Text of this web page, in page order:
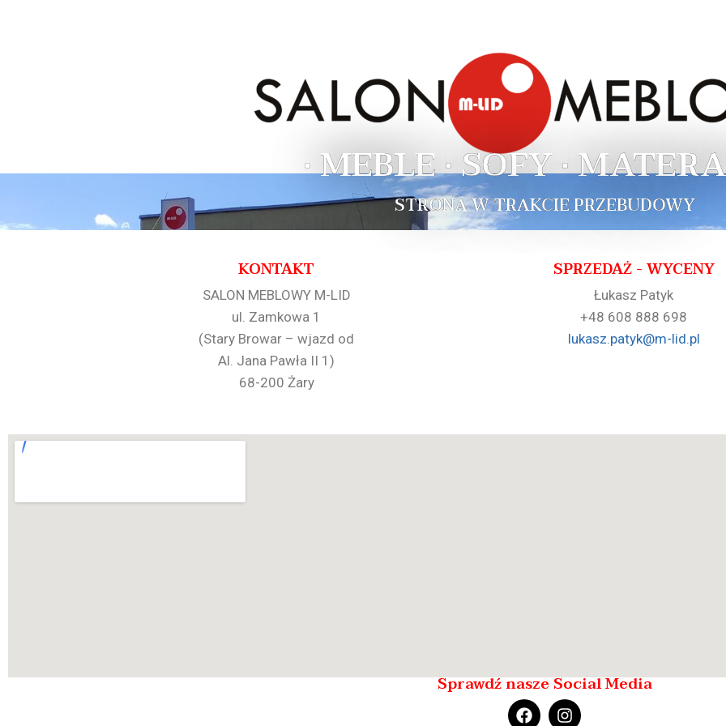
• MEBLE • SOFY •
STRONA W TRAKCIE PRZEBUDOWY
KONTAKT
SALON MEBLOWY M-LID
ul. Zamkowa 1
(Stary Browar – wjazd od
Al. Jana Pawła II 1)
68-200 Żary
SPRZEDAŻ - WYCENY
Łukasz Patyk
+48 608 888 698
lukasz.patyk@m-lid.pl
Sprawdź nasze Social Media